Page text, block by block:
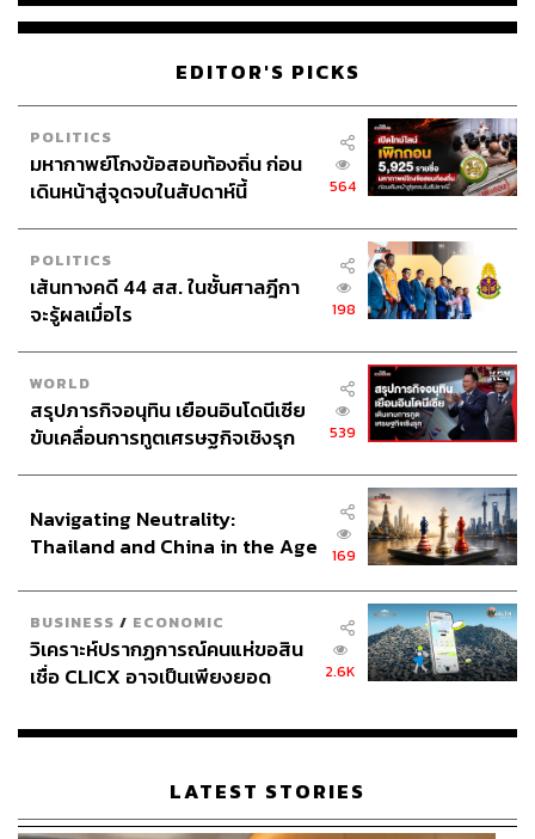
EDITOR'S PICKS
POLITICS
มหากาพย์โกงข้อสอบท้องถิ่น ก่อน
เดินหน้าสู่จุดจบในสัปดาห์นี้
564
POLITICS
เส้นทางคดี 44 สส. ในชั้นศาลฎีกา
จะรู้ผลเมื่อไร
198
WORLD
สรุปภารกิจอนุทิน เยือนอินโดนีเซีย
ขับเคลื่อนการทูตเศรษฐกิจเชิงรุก
539
Navigating Neutrality:
Thailand and China in the Age
169
BUSINESS / ECONOMIC
วิเคราะห์ปรากฏการณ์คนแห่ขอสิน
เชื่อ CLICX อาจเป็นเพียงยอด
เรือนไทยที่ถูกซุกไว้
2.6K
LATEST STORIES